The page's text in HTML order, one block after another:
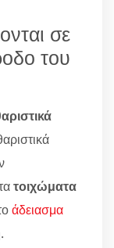
σε
του
τοιχώματα
άδειασμα